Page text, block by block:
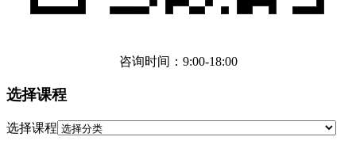
咨询时间：9:00-18:00
选择课程
选择课程